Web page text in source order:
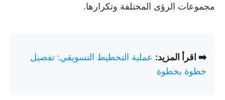
مجموعات الرؤى المختلفة وتكرارها.
➡️ اقرأ المزيد: عملية التخطيط التسويقي: تفصيل
خطوة بخطوة